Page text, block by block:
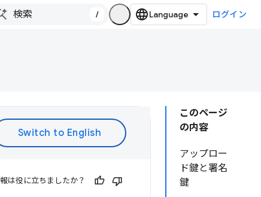
/ ログイン
このページ
の内容
アップロー
ド鍵と署名
鍵
は役に立ちましたか？